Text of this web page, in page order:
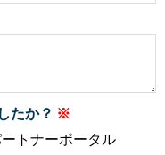
たか？
トナーポータル